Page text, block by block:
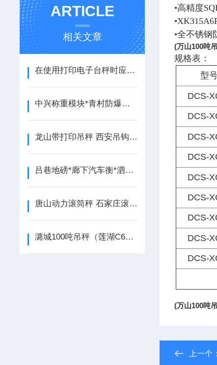
ARTICLE
相关文章
在使用打印电子台秤时应遵守如下事项
中兴称重模块*青村防爆秤*太平便携式汽车衡*金汇无人值守地磅
龙山带打印吊秤 西安吊钩称 钢城电子防爆秤
吕巷地磅*廊下汽车衡*泗泾汽车衡*佘山电子秤*车墩防爆秤
唐山动力滚筒秤 石家庄滚筒秤 长安动力滚筒称
潞城100吨吊秤（莲湖C602控制仪表钢瓶秤）黎城150T吊秤
•高精度
•全不锈钢
(万山100吨
规格表：
型
DCS-
DCS-
DCS-
DCS-
DCS-
DCS-
DCS-
DCS-
DCS-
(万山100吨
上一个